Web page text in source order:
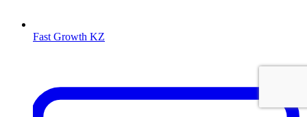
Fast Growth KZ